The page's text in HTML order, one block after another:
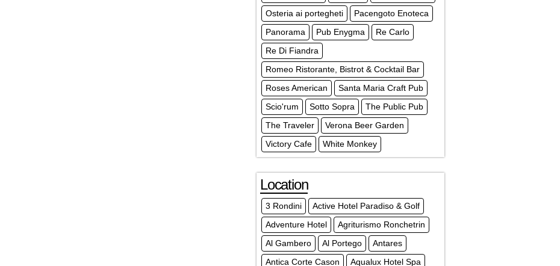
Osteria ai portegheti
Pacengoto Enoteca
Panorama
Pub Enygma
Re Carlo
Re Di Fiandra
Romeo Ristorante, Bistrot & Cocktail Bar
Roses American
Santa Maria Craft Pub
Scio'rum
Sotto Sopra
The Public Pub
The Traveler
Verona Beer Garden
Victory Cafe
White Monkey
Location
3 Rondini
Active Hotel Paradiso & Golf
Adventure Hotel
Agriturismo Ronchetrin
Al Gambero
Al Portego
Antares
Antica Corte Cason
Aqualux Hotel Spa